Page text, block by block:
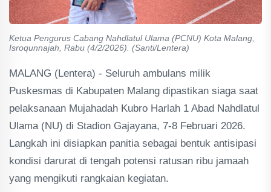
Ketua Pengurus Cabang Nahdlatul Ulama (PCNU) Kota Malang,
Isroqunnajah, Rabu (4/2/2026). (Santi/Lentera)
MALANG (Lentera) - Seluruh ambulans milik
Puskesmas di Kabupaten Malang dipastikan siaga saat
pelaksanaan Mujahadah Kubro Harlah 1 Abad Nahdlatul
Ulama (NU) di Stadion Gajayana, 7-8 Februari 2026.
Langkah ini disiapkan panitia sebagai bentuk antisipasi
kondisi darurat di tengah potensi ratusan ribu jamaah
yang mengikuti rangkaian kegiatan.